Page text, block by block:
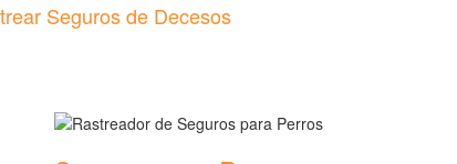
Seguros de Decesos